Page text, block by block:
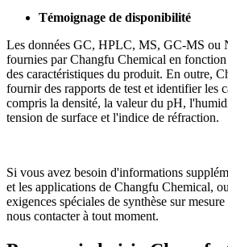
Témoignage de disponibilité
Les données GC, HPLC, MS, GC-MS ou
fournies par Changfu Chemical en
des caractéristiques du produit. En outre,
fournir des rapports de test et identifier les
compris la densité, la valeur du pH,
tension de surface et l'indice de réfraction.
Si vous avez besoin d'informations
et les applications de Changfu Chemical,
exigences spéciales de synthèse sur
nous contacter à tout moment.